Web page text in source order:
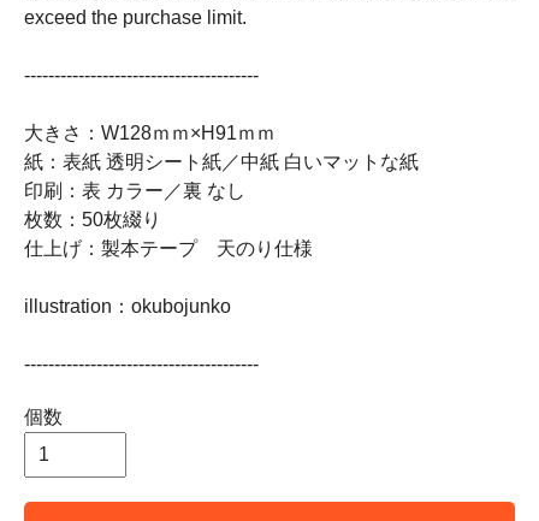
exceed the purchase limit.
---------------------------------------
大きさ：W128ｍｍ×H91ｍｍ
紙：表紙 透明シート紙／中紙 白いマットな紙
印刷：表 カラー／裏 なし
枚数：50枚綴り
仕上げ：製本テープ 天のり仕様
illustration：okubojunko
---------------------------------------
個数